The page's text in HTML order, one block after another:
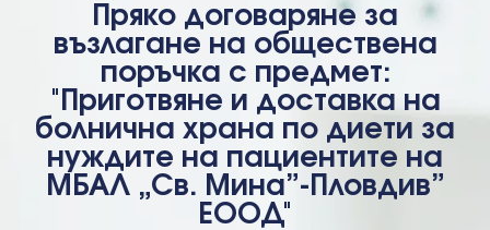
Пряко договаряне за
възлагане на обществена
поръчка с предмет:
"Приготвяне и доставка на
болнична храна по диети за
нуждите на пациентите на
МБАЛ „Св. Мина”-Пловдив”
ЕООД"